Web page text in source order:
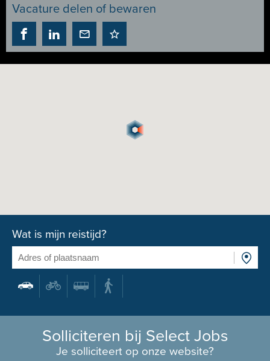
Vacature delen of bewaren
Wat is mijn reistijd?
Solliciteren bij Select Jobs
Je solliciteert op onze website?